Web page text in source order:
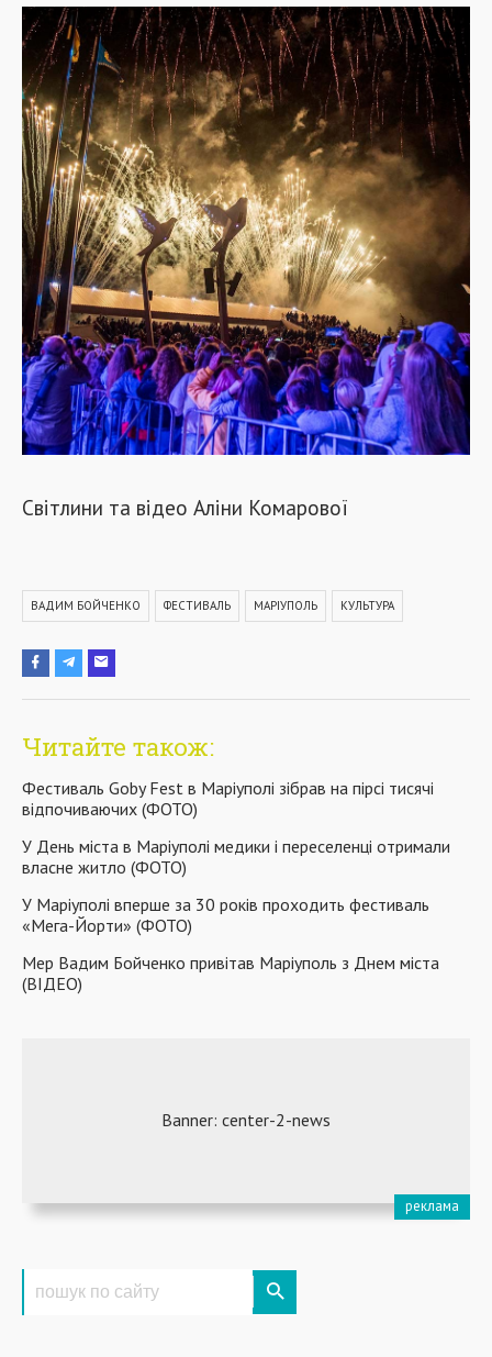
Світлини та відео Аліни Комарової
ВАДИМ БОЙЧЕНКО ФЕСТИВАЛЬ МАРІУПОЛЬ КУЛЬТУРА
Читайте також:
Фестиваль Goby Fest в Маріуполі зібрав на пірсі тисячі
відпочиваючих (ФОТО)
У День міста в Маріуполі медики і переселенці отримали
власне житло (ФОТО)
У Маріуполі вперше за 30 років проходить фестиваль
«Мега-Йорти» (ФОТО)
Мер Вадим Бойченко привітав Маріуполь з Днем міста
(ВІДЕО)